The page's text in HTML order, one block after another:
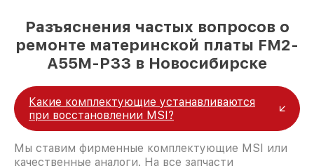
Разъяснения частых вопросов о
ремонте материнской платы FM2-
A55M-P33 в Новосибирске
Какие комплектующие устанавливаются
при восстановлении MSI?
Мы ставим фирменные комплектующие MSI или
качественные аналоги. На все запчасти